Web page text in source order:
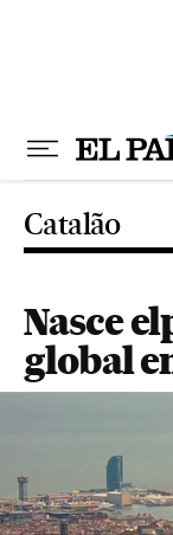
Catalão
Nasce
global